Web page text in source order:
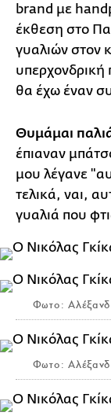
brand με
έκθεση στο
γυαλιών στον
υπερχονδρική
θα έχω έναν
Θυμάμαι
έπιαναν
μου λέγανε
τελικά, ναι,
γυαλιά που
Φωτο:
Φωτο: